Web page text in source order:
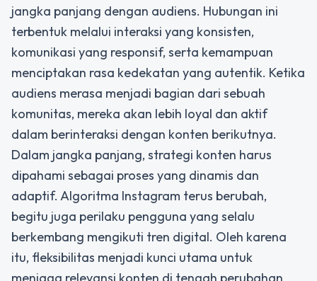
jangka panjang dengan audiens. Hubungan ini
terbentuk melalui interaksi yang konsisten,
komunikasi yang responsif, serta kemampuan
menciptakan rasa kedekatan yang autentik. Ketika
audiens merasa menjadi bagian dari sebuah
komunitas, mereka akan lebih loyal dan aktif
dalam berinteraksi dengan konten berikutnya.
Dalam jangka panjang, strategi konten harus
dipahami sebagai proses yang dinamis dan
adaptif. Algoritma Instagram terus berubah,
begitu juga perilaku pengguna yang selalu
berkembang mengikuti tren digital. Oleh karena
itu, fleksibilitas menjadi kunci utama untuk